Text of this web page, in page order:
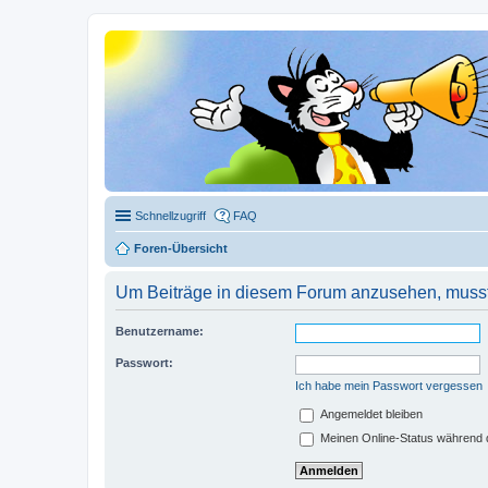
Schnellzugriff FAQ
Foren-Übersicht
Um Beiträge in diesem Forum anzusehen,
Benutzername:
Passwort:
Ich habe mein Passwort vergessen
Angemeldet bleiben
Meinen Online-Status